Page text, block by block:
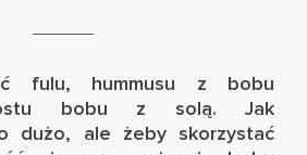
fulu, hummusu z bobu
bobu z solą. Jak
dużo, ale żeby skorzystać